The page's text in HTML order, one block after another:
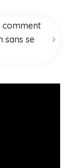
sans se